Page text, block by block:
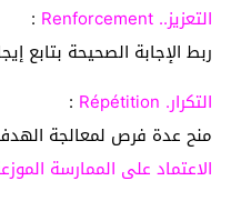
التعزيز.. Renforcement
:
ربط الإجابة الصحيحة بتابع
التكرار. Répétition
:
منح عدة فرص لمعالجة
الاعتماد على الممارسة